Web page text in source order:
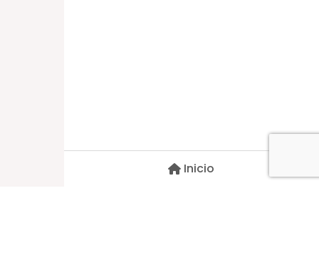
Inicio